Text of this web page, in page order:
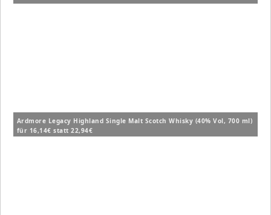
Ardmore Legacy Highland Single Malt Scotch Whisky (40% Vol, 700 ml)
für 16,14€ statt 22,94€